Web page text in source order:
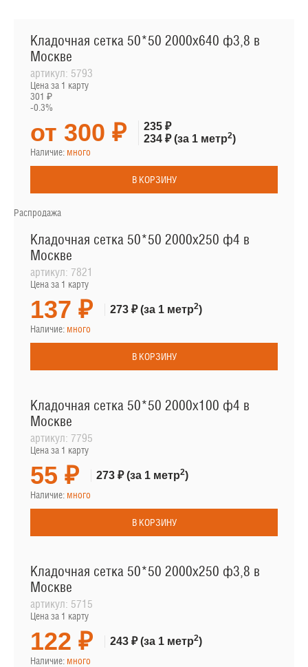
Кладочная сетка 50*50 2000х640 ф3,8 в
Москве
артикул: 5793
Цена за 1 карту
301 ₽
-0.3%
от 300 ₽
235 ₽
234 ₽(за 1 метр2)
Наличие: много
В КОРЗИНУ
Распродажа
Кладочная сетка 50*50 2000х250 ф4 в
Москве
артикул: 7821
Цена за 1 карту
137 ₽ 273 ₽(за 1 метр2)
Наличие: много
В КОРЗИНУ
Кладочная сетка 50*50 2000х100 ф4 в
Москве
артикул: 7795
Цена за 1 карту
55 ₽ 273 ₽(за 1 метр2)
Наличие: много
В КОРЗИНУ
Кладочная сетка 50*50 2000х250 ф3,8 в
Москве
артикул: 5715
Цена за 1 карту
122 ₽ 243 ₽(за 1 метр2)
Наличие: много